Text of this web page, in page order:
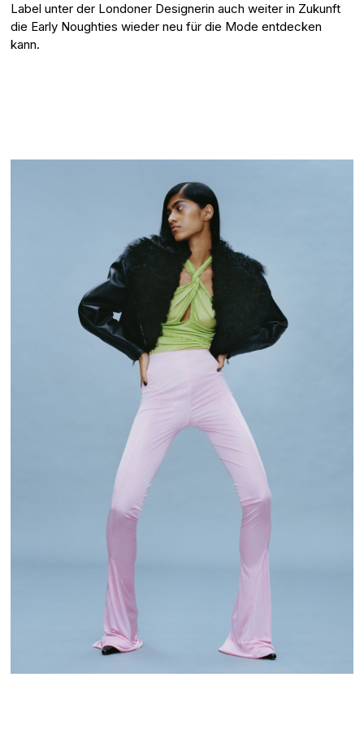
Label unter der Londoner Designerin auch weiter in Zukunft
die Early Noughties wieder neu für die Mode entdecken
kann.